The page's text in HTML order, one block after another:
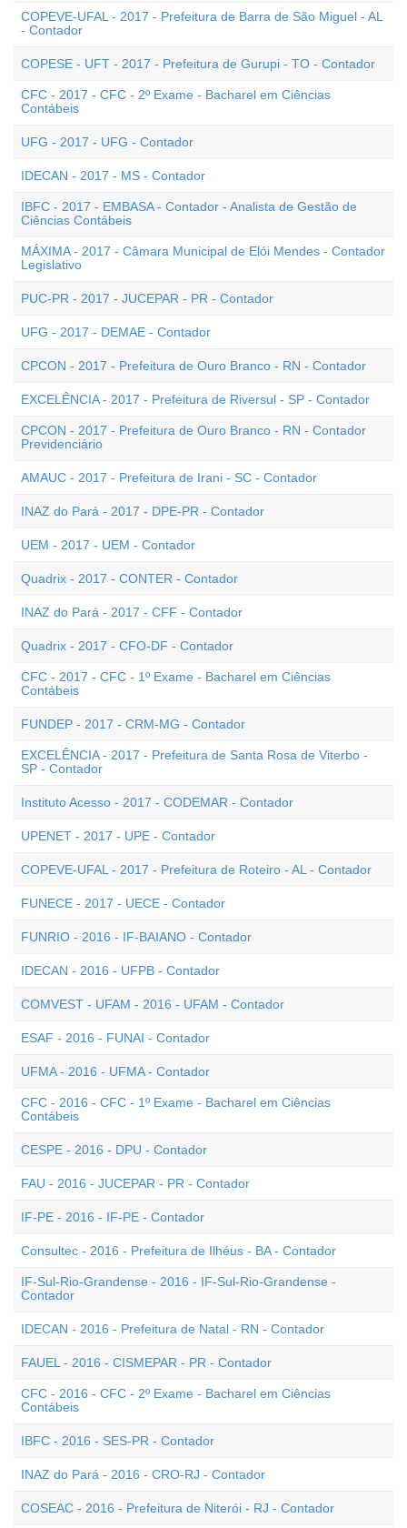
COPEVE-UFAL - 2017 - Prefeitura de Barra de São Miguel - AL
- Contador
COPESE - UFT - 2017 - Prefeitura de Gurupi - TO - Contador
CFC - 2017 - CFC - 2º Exame - Bacharel em Ciências
Contábeis
UFG - 2017 - UFG - Contador
IDECAN - 2017 - MS - Contador
IBFC - 2017 - EMBASA - Contador - Analista de Gestão de
Ciências Contábeis
MÁXIMA - 2017 - Câmara Municipal de Elói Mendes - Contador
Legislativo
PUC-PR - 2017 - JUCEPAR - PR - Contador
UFG - 2017 - DEMAE - Contador
CPCON - 2017 - Prefeitura de Ouro Branco - RN - Contador
EXCELÊNCIA - 2017 - Prefeitura de Riversul - SP - Contador
CPCON - 2017 - Prefeitura de Ouro Branco - RN - Contador
Previdenciário
AMAUC - 2017 - Prefeitura de Irani - SC - Contador
INAZ do Pará - 2017 - DPE-PR - Contador
UEM - 2017 - UEM - Contador
Quadrix - 2017 - CONTER - Contador
INAZ do Pará - 2017 - CFF - Contador
Quadrix - 2017 - CFO-DF - Contador
CFC - 2017 - CFC - 1º Exame - Bacharel em Ciências
Contábeis
FUNDEP - 2017 - CRM-MG - Contador
EXCELÊNCIA - 2017 - Prefeitura de Santa Rosa de Viterbo -
SP - Contador
Instituto Acesso - 2017 - CODEMAR - Contador
UPENET - 2017 - UPE - Contador
COPEVE-UFAL - 2017 - Prefeitura de Roteiro - AL - Contador
FUNECE - 2017 - UECE - Contador
FUNRIO - 2016 - IF-BAIANO - Contador
IDECAN - 2016 - UFPB - Contador
COMVEST - UFAM - 2016 - UFAM - Contador
ESAF - 2016 - FUNAI - Contador
UFMA - 2016 - UFMA - Contador
CFC - 2016 - CFC - 1º Exame - Bacharel em Ciências
Contábeis
CESPE - 2016 - DPU - Contador
FAU - 2016 - JUCEPAR - PR - Contador
IF-PE - 2016 - IF-PE - Contador
Consultec - 2016 - Prefeitura de Ilhéus - BA - Contador
IF-Sul-Rio-Grandense - 2016 - IF-Sul-Rio-Grandense -
Contador
IDECAN - 2016 - Prefeitura de Natal - RN - Contador
FAUEL - 2016 - CISMEPAR - PR - Contador
CFC - 2016 - CFC - 2º Exame - Bacharel em Ciências
Contábeis
IBFC - 2016 - SES-PR - Contador
INAZ do Pará - 2016 - CRO-RJ - Contador
COSEAC - 2016 - Prefeitura de Niterói - RJ - Contador